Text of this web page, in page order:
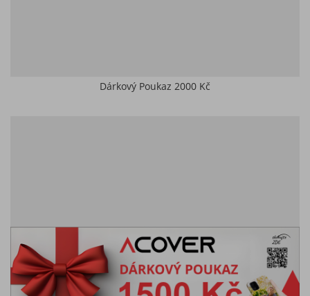
Dárkový Poukaz 2000 Kč